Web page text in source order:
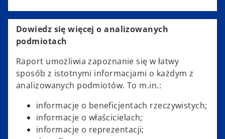
Dowiedz się więcej o analizowanych
podmiotach
Raport umożliwia zapoznanie się w łatwy
sposób z istotnymi informacjami o każdym z
analizowanych podmiotów. To m.in.:
informacje o beneficjentach rzeczywistych;
informacje o właścicielach;
informacje o reprezentacji;